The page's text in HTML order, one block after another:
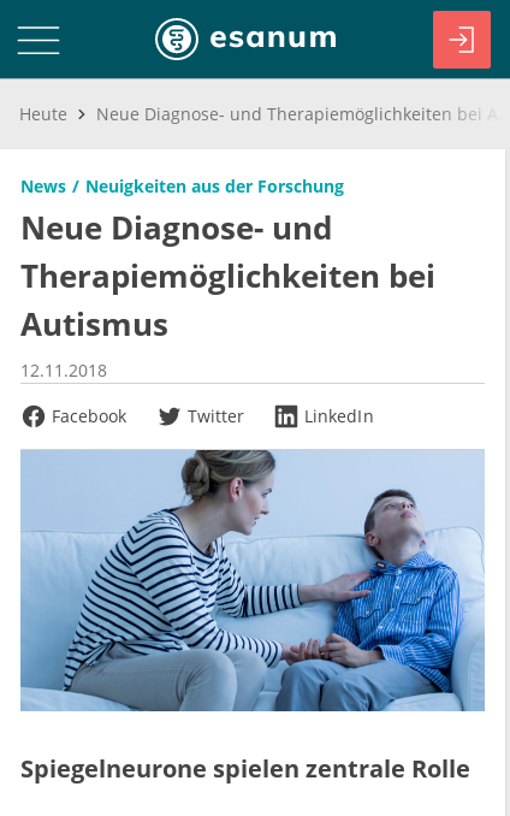
Heute
News Neuigkeiten aus der Forschung
Neue Diagnose- und
Therapiemöglichkeiten bei
Autismus
12.11.2018
Facebook
Twitter LinkedIn
Spiegelneurone spielen zentrale Rolle